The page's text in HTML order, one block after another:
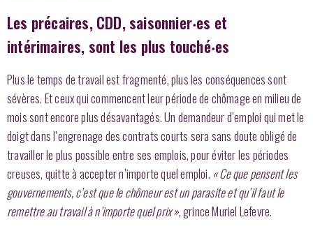
Les précaires, CDD, saisonnier‧es et
intérimaires, sont les plus touché‧es
Plus le temps de travail est fragmenté, plus les conséquences sont
sévères. Et ceux qui commencent leur période de chômage en milieu de
mois sont encore plus désavantagés. Un demandeur d’emploi qui met le
doigt dans l’engrenage des contrats courts sera sans doute obligé de
travailler le plus possible entre ses emplois, pour éviter les périodes
creuses, quitte à accepter n’importe quel emploi. « Ce que pensent les
gouvernements, c’est que le chômeur est un parasite et qu’il faut le
remettre au travail à n’importe quel prix », grince Muriel Lefevre.